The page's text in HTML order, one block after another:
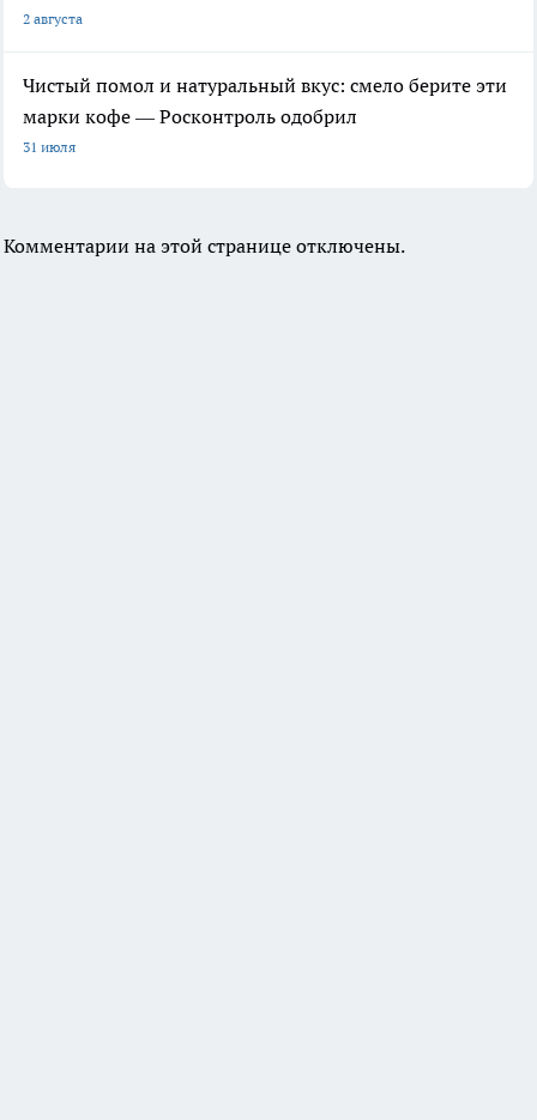
2 августа
Чистый помол и натуральный вкус: смело берите эти
марки кофе — Росконтроль одобрил
31 июля
Комментарии на этой странице отключены.